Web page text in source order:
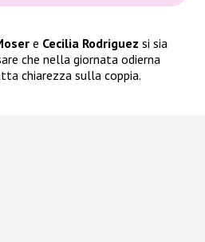
e Cecilia Rodriguez si sia
che nella giornata odierna
chiarezza sulla coppia.